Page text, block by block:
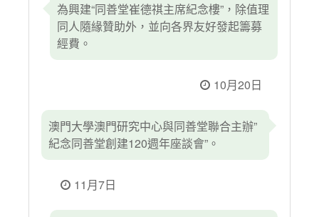
為興建“同善堂崔德祺主席紀念樓”，除值理
同人隨緣贊助外，並向各界友好發起籌募
經費。
10月20日
澳門大學澳門研究中心與同善堂聯合主辦”
紀念同善堂創建120週年座談會”。
11月7日